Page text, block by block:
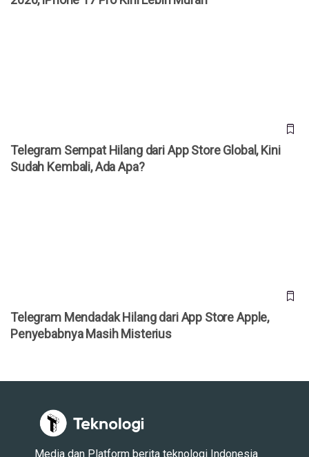
Telegram Sempat Hilang dari App Store Global, Kini
Sudah Kembali, Ada Apa?
Telegram Mendadak Hilang dari App Store Apple,
Penyebabnya Masih Misterius
Media dan Platform berita teknologi Indonesia